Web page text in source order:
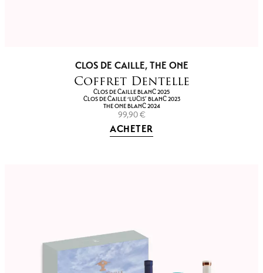
CLOS DE CAILLE, THE ONE
Coffret Dentelle
CLOS DE CAILLE BLANC 2025
CLOS DE CAILLE ‘LUCIS’ BLANC 2023
THE ONE BLANC 2024
99,90€
ACHETER